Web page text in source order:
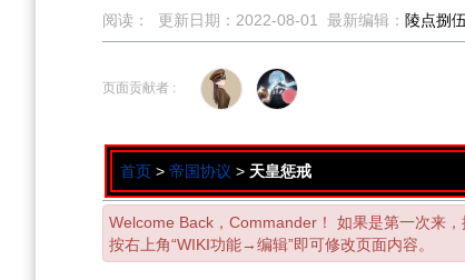
阅读： 更新日期： 2022-08-01 最新编辑： 陵点捌
到
到
页面贡献者 :
首页 > 帝国协议 > 天皇惩戒
Welcome Back，Commander！ 如果是第一次来
按右上角“WIKI功能→编辑”即可修改页面内容。